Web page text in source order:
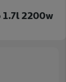
1.7l 2200w